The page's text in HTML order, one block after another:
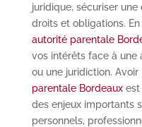
juridique, sécuriser
droits et obligations.
autorité parentale
vos intérêts face à une
ou une juridiction.
parentale Bordeauxest
des enjeux importants
personnels,